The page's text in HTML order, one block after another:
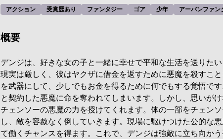
アクション 受賞歴あり ファンタジー ゴア 少年 アーバンファン
概要
デンジは、好きな女の子と一緒に幸せで平和な生活を送りた
現実は厳しく、彼はヤクザに借金を返すために悪魔を殺すこ
を武器にして、少しでもお金を得るために何でもする覚悟で
と契約した悪魔に命を奪われてしまいます。しかし、思いが
チェンソーの悪魔の力を授けてくれます。体の一部をチェン
し、敵を容赦なく倒していきます。現場に駆けつけた公的な
て働くチャンスを得ます。これで、デンジは強敵に立ち向か